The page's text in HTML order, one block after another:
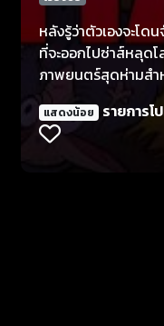
หลังรู้ว่าตัวเองจะโด
ที่จะออกไปซ่าส์หลุด
ภาพยนตร์สุดห่ามสำ
แสดงน้อย รายการโ